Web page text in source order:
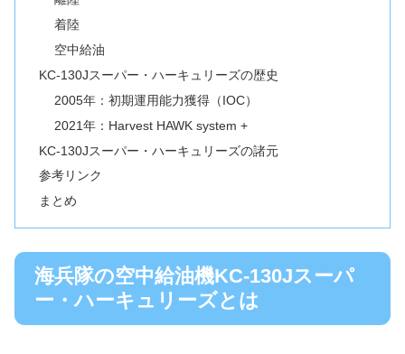
着陸
空中給油
KC-130Jスーパー・ハーキュリーズの歴史
2005年：初期運用能力獲得（IOC）
2021年：Harvest HAWK system +
KC-130Jスーパー・ハーキュリーズの諸元
参考リンク
まとめ
海兵隊の空中給油機KC-130Jスーパ
ー・ハーキュリーズとは